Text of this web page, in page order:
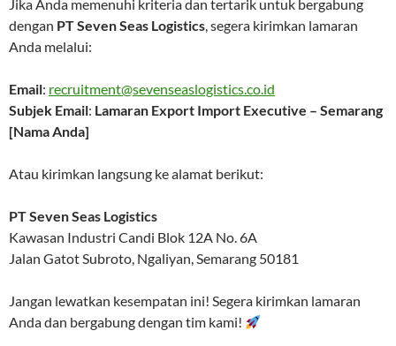
Jika Anda memenuhi kriteria dan tertarik untuk bergabung
dengan PT Seven Seas Logistics, segera kirimkan lamaran
Anda melalui:
Email: recruitment@sevenseaslogistics.co.id
Subjek Email: Lamaran Export Import Executive – Semarang
[Nama Anda]
Atau kirimkan langsung ke alamat berikut:
PT Seven Seas Logistics
Kawasan Industri Candi Blok 12A No. 6A
Jalan Gatot Subroto, Ngaliyan, Semarang 50181
Jangan lewatkan kesempatan ini! Segera kirimkan lamaran
Anda dan bergabung dengan tim kami!